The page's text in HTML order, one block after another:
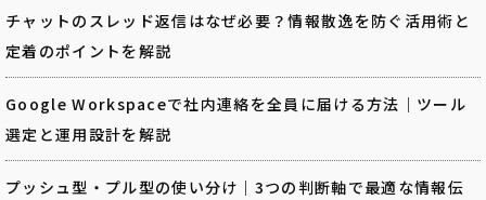
チャットのスレッド返信はなぜ必要？情報散逸を防ぐ活用術と
定着のポイントを解説
Google Workspaceで社内連絡を全員に届ける方法｜ツール
選定と運用設計を解説
プッシュ型・プル型の使い分け｜3つの判断軸で最適な情報伝